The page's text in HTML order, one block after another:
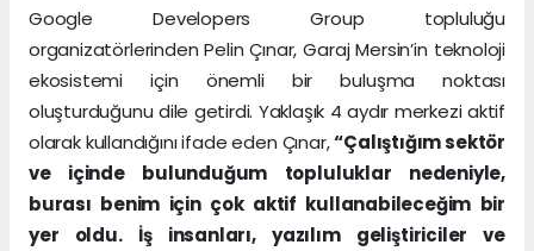
Google Developers Group topluluğu
organizatörlerinden Pelin Çınar, Garaj Mersin’in teknoloji
ekosistemi için önemli bir buluşma noktası
oluşturduğunu dile getirdi. Yaklaşık 4 aydır merkezi aktif
olarak kullandığını ifade eden Çınar,“Çalıştığım sektör
ve içinde bulunduğum topluluklar nedeniyle,
burası benim için çok aktif kullanabileceğim bir
yer oldu. İş insanları, yazılım geliştiriciler ve